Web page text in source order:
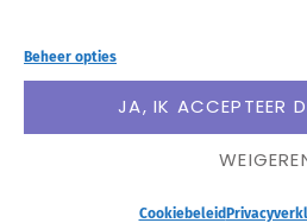
Beheer opties
JA, IK ACCEPTEER
Cookiebeleid
Geef jezelf
beter te